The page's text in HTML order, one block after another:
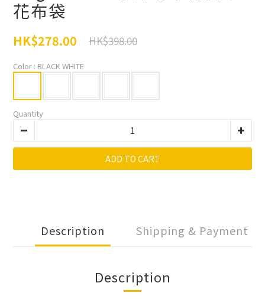
花布袋
HK$278.00 HK$398.00
Color : BLACK WHITE
Quantity
ADD TO CART
Description Shipping & Payment
Description